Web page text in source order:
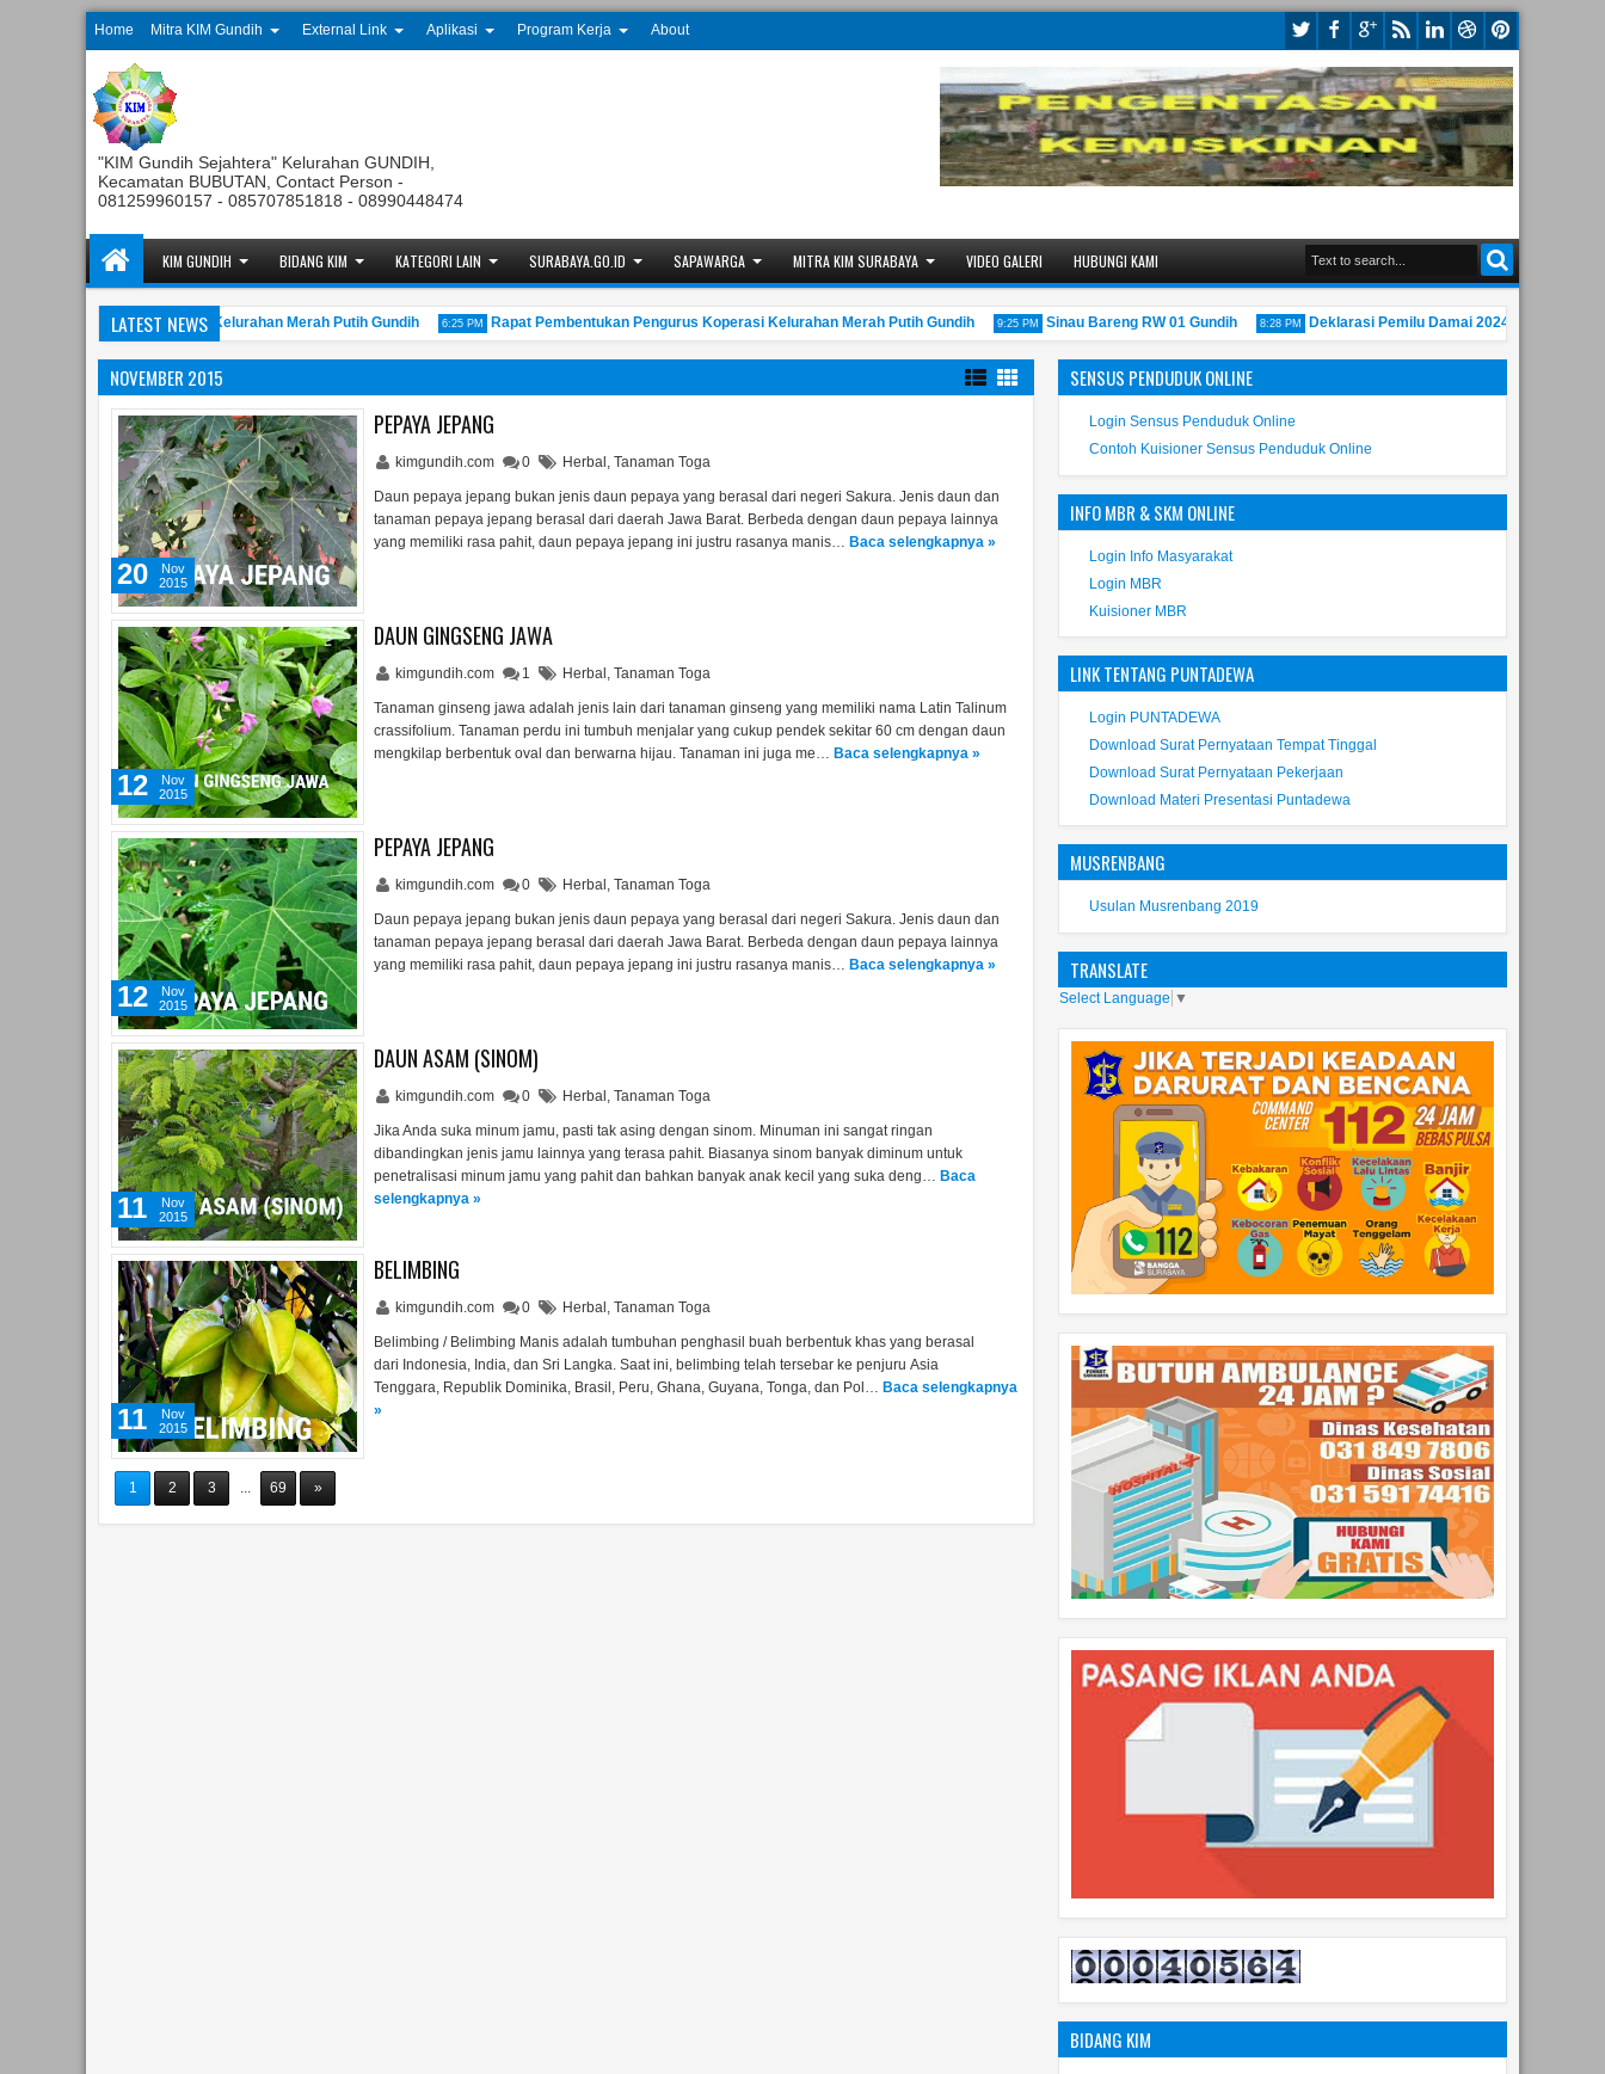
Home Mitra KIM Gundih External Link Aplikasi Program Kerja About
"KIM Gundih Sejahtera" Kelurahan GUNDIH,
Kecamatan BUBUTAN, Contact Person -
081259960157 - 085707851818 - 08990448474
KIM GUNDIH BIDANG KIM KATEGORI LAIN SURABAYA.GO.ID SAPAWARGA MITRA KIM SURABAYA VIDEO GALERI HUBUNGI KAMI
LATEST NEWS
Tahunan Koperasi Kelurahan Merah Putih Gundih 6:25 PM Rapat Pembentukan Pengurus Koperasi Kelurahan Merah Putih Gundih 9:25 PM Sinau Bareng RW 01 Gundih 8:28 PM Deklarasi Pemilu Damai 2024 Kecamatan
NOVEMBER 2015
PEPAYA JEPANG
kimgundih.com 0 Herbal , Tanaman Toga
Daun pepaya jepang bukan jenis daun pepaya yang berasal dari negeri Sakura. Jenis daun dan
tanaman pepaya jepang berasal dari daerah Jawa Barat. Berbeda dengan daun pepaya lainnya
yang memiliki rasa pahit, daun pepaya jepang ini justru rasanya manis… Baca selengkapnya »
20
Nov
2015
DAUN GINGSENG JAWA
kimgundih.com 1 Herbal , Tanaman Toga
Tanaman ginseng jawa adalah jenis lain dari tanaman ginseng yang memiliki nama Latin Talinum
crassifolium. Tanaman perdu ini tumbuh menjalar yang cukup pendek sekitar 60 cm dengan daun
mengkilap berbentuk oval dan berwarna hijau. Tanaman ini juga me… Baca selengkapnya »
12
Nov
2015
PEPAYA JEPANG
kimgundih.com 0 Herbal , Tanaman Toga
Daun pepaya jepang bukan jenis daun pepaya yang berasal dari negeri Sakura. Jenis daun dan
tanaman pepaya jepang berasal dari daerah Jawa Barat. Berbeda dengan daun pepaya lainnya
yang memiliki rasa pahit, daun pepaya jepang ini justru rasanya manis… Baca selengkapnya »
12
Nov
2015
DAUN ASAM (SINOM)
kimgundih.com 0 Herbal , Tanaman Toga
Jika Anda suka minum jamu, pasti tak asing dengan sinom. Minuman ini sangat ringan
dibandingkan jenis jamu lainnya yang terasa pahit. Biasanya sinom banyak diminum untuk
penetralisasi minum jamu yang pahit dan bahkan banyak anak kecil yang suka deng… Baca
selengkapnya »
11
Nov
2015
BELIMBING
kimgundih.com 0 Herbal , Tanaman Toga
Belimbing / Belimbing Manis adalah tumbuhan penghasil buah berbentuk khas yang berasal
dari Indonesia, India, dan Sri Langka. Saat ini, belimbing telah tersebar ke penjuru Asia
Tenggara, Republik Dominika, Brasil, Peru, Ghana, Guyana, Tonga, dan Pol… Baca selengkapnya
»
11
Nov
2015
1 2 3 ... 69 »
SENSUS PENDUDUK ONLINE
Login Sensus Penduduk Online
Contoh Kuisioner Sensus Penduduk Online
INFO MBR & SKM ONLINE
Login Info Masyarakat
Login MBR
Kuisioner MBR
LINK TENTANG PUNTADEWA
Login PUNTADEWA
Download Surat Pernyataan Tempat Tinggal
Download Surat Pernyataan Pekerjaan
Download Materi Presentasi Puntadewa
MUSRENBANG
Usulan Musrenbang 2019
TRANSLATE
Select Language ▼
BIDANG KIM